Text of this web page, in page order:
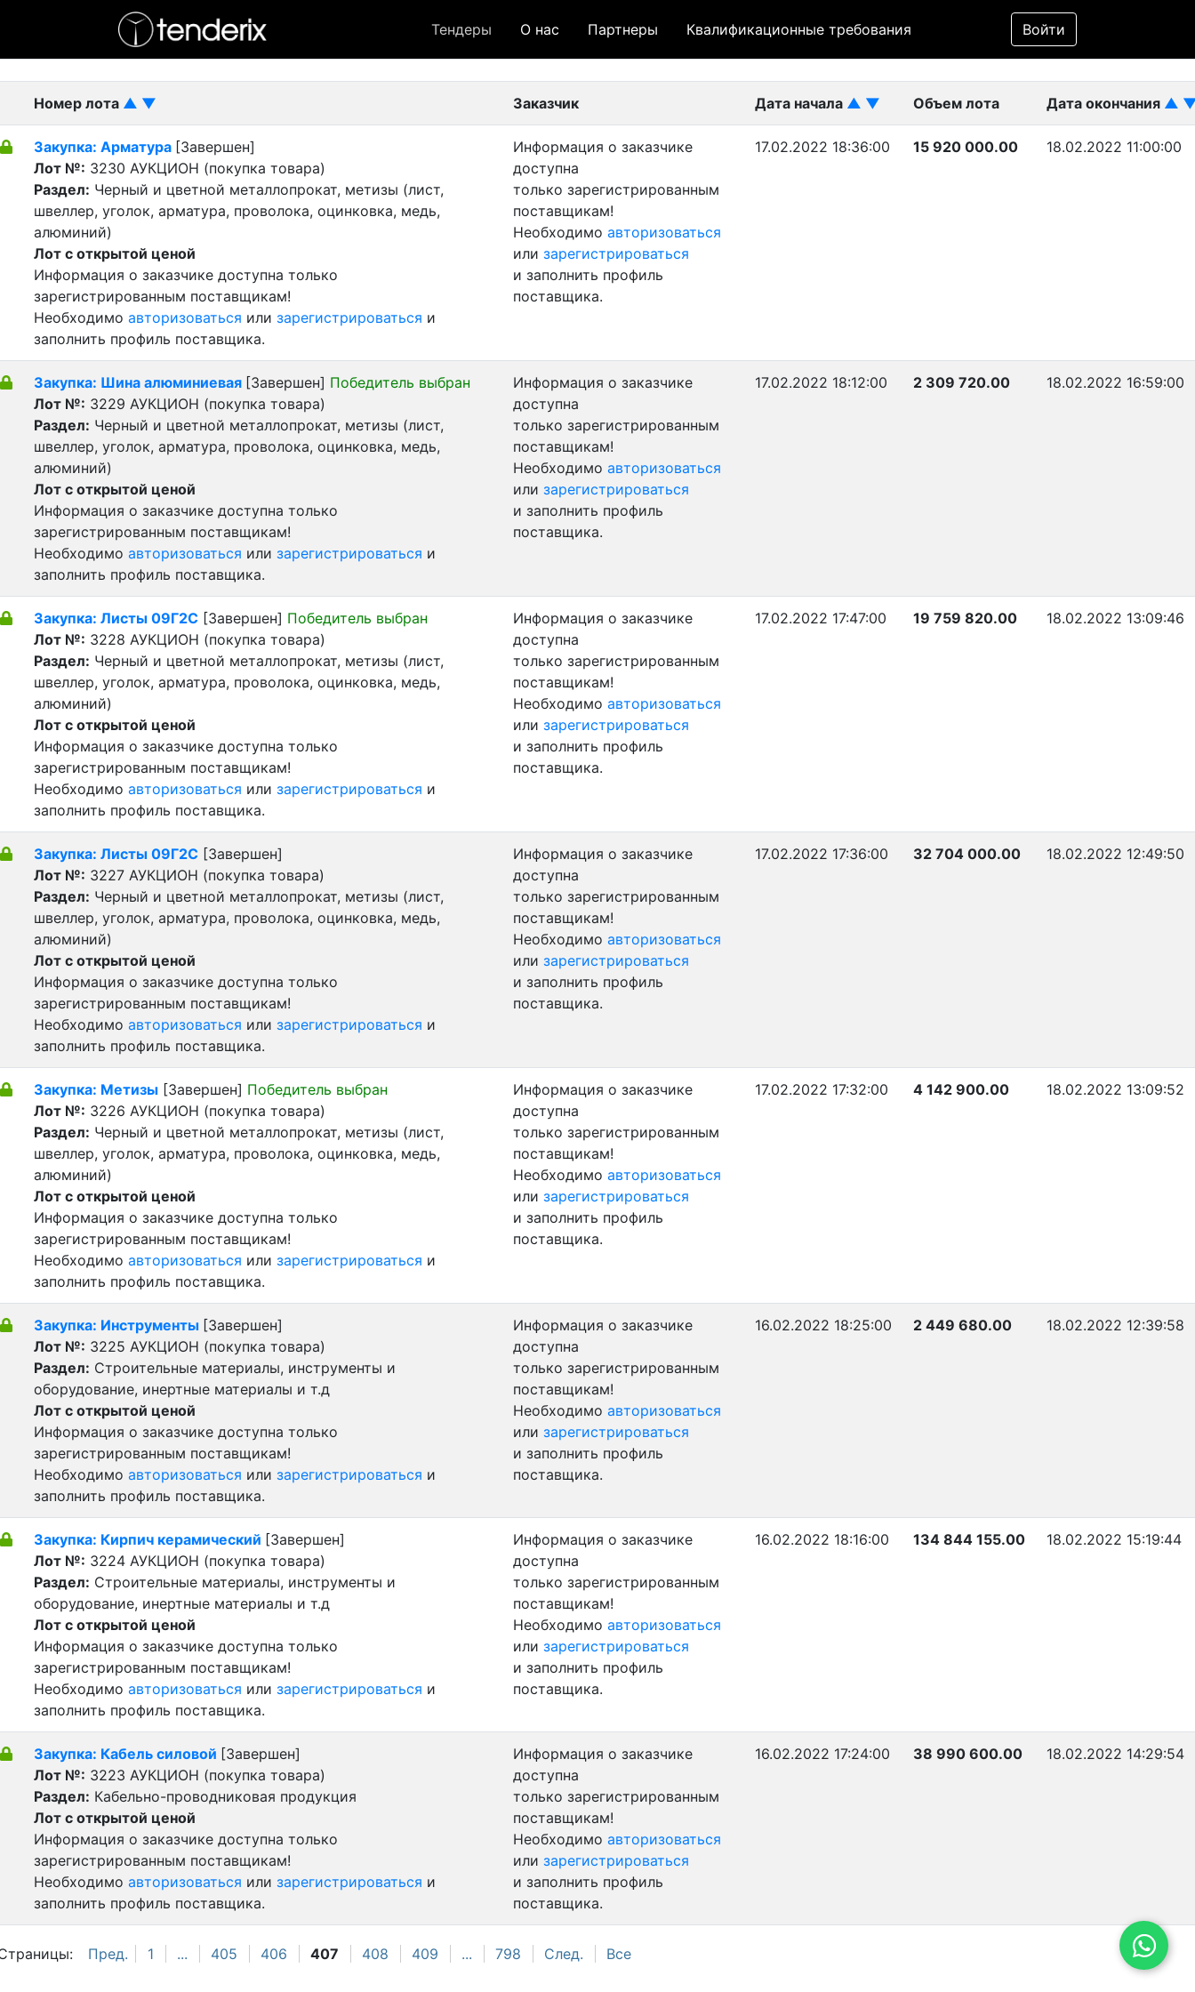
Тендеры О нас Партнеры Квалификационные требования Войти
Фильтр
- Завершенный лот
Пред. 1 ... 405 406 407 408 409 ... 798 След. Все
Номер лота ▲ ▼ Заказчик Дата начала ▲ ▼ Объем лота Дата окончания ▲
Закупка: Арматура [Завершен]
Лот №: 3230 АУКЦИОН (покупка товара)
Раздел: Черный и цветной металлопрокат, метизы (лист,
швеллер, уголок, арматура, проволока, оцинковка, медь,
алюминий)
Лот с открытой ценой
Информация о заказчике доступна только
зарегистрированным поставщикам!
Необходимо авторизоваться или зарегистрироваться и
заполнить профиль поставщика.
Информация о заказчике
доступна
только зарегистрированным
поставщикам!
Необходимо авторизоваться
или зарегистрироваться
и заполнить профиль
поставщика.
17.02.2022 18:36:00 15 920 000.00 18.02.2022 11:00:00
Закупка: Шина алюминиевая [Завершен] Победитель выбран
Лот №: 3229 АУКЦИОН (покупка товара)
Раздел: Черный и цветной металлопрокат, метизы (лист,
швеллер, уголок, арматура, проволока, оцинковка, медь,
алюминий)
Лот с открытой ценой
Информация о заказчике доступна только
зарегистрированным поставщикам!
Необходимо авторизоваться или зарегистрироваться и
заполнить профиль поставщика.
Информация о заказчике
доступна
только зарегистрированным
поставщикам!
Необходимо авторизоваться
или зарегистрироваться
и заполнить профиль
поставщика.
17.02.2022 18:12:00 2 309 720.00 18.02.2022 16:59:00
Закупка: Листы 09Г2С [Завершен] Победитель выбран
Лот №: 3228 АУКЦИОН (покупка товара)
Раздел: Черный и цветной металлопрокат, метизы (лист,
швеллер, уголок, арматура, проволока, оцинковка, медь,
алюминий)
Лот с открытой ценой
Информация о заказчике доступна только
зарегистрированным поставщикам!
Необходимо авторизоваться или зарегистрироваться и
заполнить профиль поставщика.
Информация о заказчике
доступна
только зарегистрированным
поставщикам!
Необходимо авторизоваться
или зарегистрироваться
и заполнить профиль
поставщика.
17.02.2022 17:47:00 19 759 820.00 18.02.2022 13:09:46
Закупка: Листы 09Г2С [Завершен]
Лот №: 3227 АУКЦИОН (покупка товара)
Раздел: Черный и цветной металлопрокат, метизы (лист,
швеллер, уголок, арматура, проволока, оцинковка, медь,
алюминий)
Лот с открытой ценой
Информация о заказчике доступна только
зарегистрированным поставщикам!
Необходимо авторизоваться или зарегистрироваться и
заполнить профиль поставщика.
Информация о заказчике
доступна
только зарегистрированным
поставщикам!
Необходимо авторизоваться
или зарегистрироваться
и заполнить профиль
поставщика.
17.02.2022 17:36:00 32 704 000.00 18.02.2022 12:49:50
Закупка: Метизы [Завершен] Победитель выбран
Лот №: 3226 АУКЦИОН (покупка товара)
Раздел: Черный и цветной металлопрокат, метизы (лист,
швеллер, уголок, арматура, проволока, оцинковка, медь,
алюминий)
Лот с открытой ценой
Информация о заказчике доступна только
зарегистрированным поставщикам!
Необходимо авторизоваться или зарегистрироваться и
заполнить профиль поставщика.
Информация о заказчике
доступна
только зарегистрированным
поставщикам!
Необходимо авторизоваться
или зарегистрироваться
и заполнить профиль
поставщика.
17.02.2022 17:32:00 4 142 900.00 18.02.2022 13:09:52
Закупка: Инструменты [Завершен]
Лот №: 3225 АУКЦИОН (покупка товара)
Раздел: Строительные материалы, инструменты и
оборудование, инертные материалы и т.д
Лот с открытой ценой
Информация о заказчике доступна только
зарегистрированным поставщикам!
Необходимо авторизоваться или зарегистрироваться и
заполнить профиль поставщика.
Информация о заказчике
доступна
только зарегистрированным
поставщикам!
Необходимо авторизоваться
или зарегистрироваться
и заполнить профиль
поставщика.
16.02.2022 18:25:00 2 449 680.00 18.02.2022 12:39:58
Закупка: Кирпич керамический [Завершен]
Лот №: 3224 АУКЦИОН (покупка товара)
Раздел: Строительные материалы, инструменты и
оборудование, инертные материалы и т.д
Лот с открытой ценой
Информация о заказчике доступна только
зарегистрированным поставщикам!
Необходимо авторизоваться или зарегистрироваться и
заполнить профиль поставщика.
Информация о заказчике
доступна
только зарегистрированным
поставщикам!
Необходимо авторизоваться
или зарегистрироваться
и заполнить профиль
поставщика.
16.02.2022 18:16:00 134 844 155.00 18.02.2022 15:19:44
Закупка: Кабель силовой [Завершен]
Лот №: 3223 АУКЦИОН (покупка товара)
Раздел: Кабельно-проводниковая продукция
Лот с открытой ценой
Информация о заказчике доступна только
зарегистрированным поставщикам!
Необходимо авторизоваться или зарегистрироваться и
заполнить профиль поставщика.
Информация о заказчике
доступна
только зарегистрированным
поставщикам!
Необходимо авторизоваться
или зарегистрироваться
и заполнить профиль
поставщика.
16.02.2022 17:24:00 38 990 600.00 18.02.2022 14:29:54